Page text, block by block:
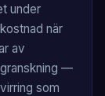
under
när
av
—
som